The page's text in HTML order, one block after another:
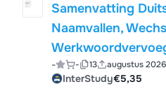
Samenvatting
Naamvallen,
- - 13 augustus 2026
InterStudy€5,35